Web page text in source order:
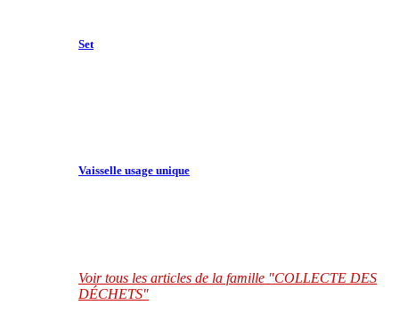
Set
Vaisselle usage unique
Voir tous les articles de la famille "COLLECTE DES
DÉCHETS"